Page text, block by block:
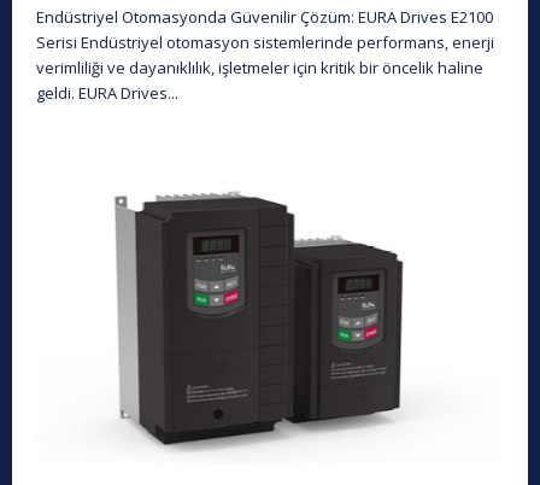
Endüstriyel Otomasyonda Güvenilir Çözüm: EURA Drives E2100
Serisi Endüstriyel otomasyon sistemlerinde performans, enerji
verimliliği ve dayanıklılık, işletmeler için kritik bir öncelik haline
geldi. EURA Drives...